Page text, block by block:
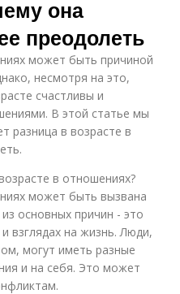
она
преодолеть
может быть причиной
несмотря на это,
счастливы и
В этой статье мы
разница в возрасте в
в отношениях?
может быть вызвана
основных причин - это
взглядах на жизнь. Люди,
могут иметь разные
и на себя. Это может